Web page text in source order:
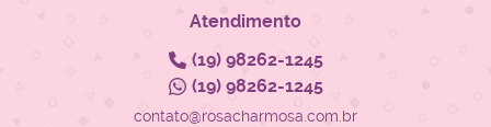
Atendimento
(19)98262-1245
(19)98262-1245
contato@rosacharmosa.com.br